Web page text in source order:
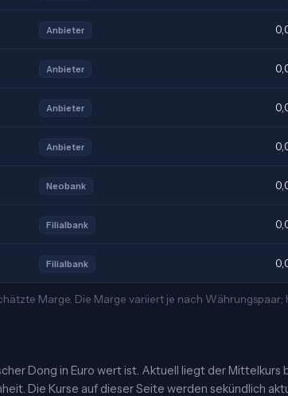
Anbieter
Anbieter
Anbieter
Anbieter
Neobank
Filialbank
Filialbank
Marge. Die Marge variiert je nach Währungspaar;
Dong in Euro wert ist. Aktuell liegt der Mittelkurs
Die Kurse auf dieser Seite werden sekündlich